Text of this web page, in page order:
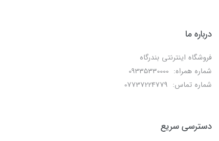
درباره ما
فروشگاه اینترنتی بندرگاه
شماره همراه: 09335330000
شماره تماس: 07737224779
دسترسی سریع